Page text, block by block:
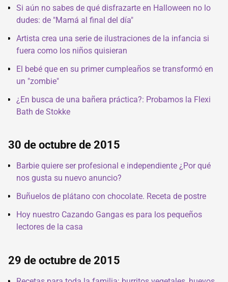
Si aún no sabes de qué disfrazarte en Halloween no lo
dudes: de "Mamá al final del día"
Artista crea una serie de ilustraciones de la infancia si
fuera como los niños quisieran
El bebé que en su primer cumpleaños se transformó en
un "zombie"
¿En busca de una bañera práctica?: Probamos la Flexi
Bath de Stokke
30 de octubre de 2015
Barbie quiere ser profesional e independiente ¿Por qué
nos gusta su nuevo anuncio?
Buñuelos de plátano con chocolate. Receta de postre
Hoy nuestro Cazando Gangas es para los pequeños
lectores de la casa
29 de octubre de 2015